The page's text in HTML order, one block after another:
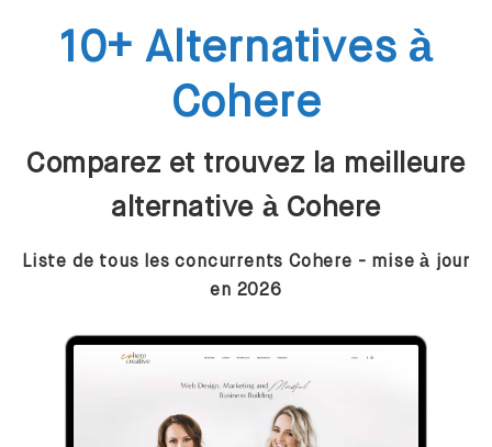
10+ Alternatives à
Cohere
Comparez et trouvez la meilleure
alternative à Cohere
Liste de tous les concurrents Cohere - mise à jour
en 2026